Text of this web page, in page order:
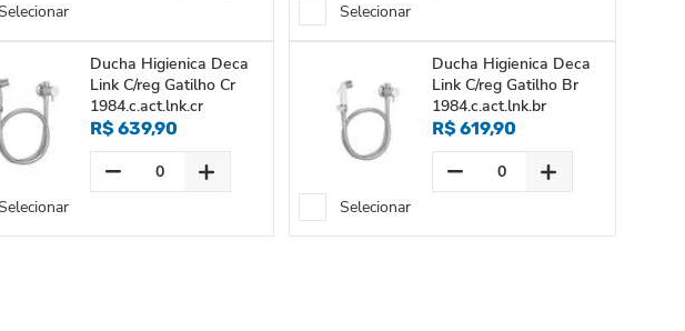
Selecionar
Ducha Higienica Deca
Link C/reg Gatilho Cr
1984.c.act.lnk.cr
R$ 639,90
Ducha Higienica Deca
Link C/reg Gatilho Br
1984.c.act.lnk.br
R$ 619,90
Selecionar